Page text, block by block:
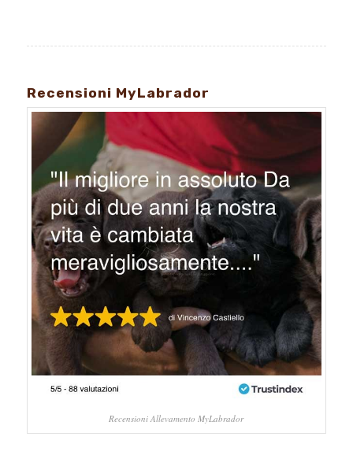
Recensioni MyLabrador
Recensioni Allevamento MyLabrador